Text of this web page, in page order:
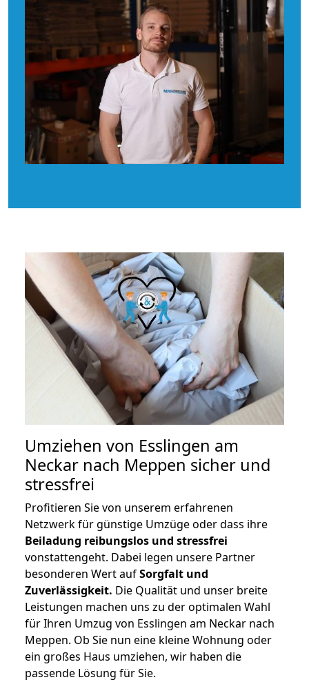
Umziehen von Esslingen am
Neckar nach Meppen sicher und
stressfrei
Profitieren Sie von unserem erfahrenen
Netzwerk für günstige Umzüge oder dass ihre
Beiladung reibungslos und stressfrei
vonstattengeht. Dabei legen unsere Partner
besonderen Wert aufSorgfalt und
Zuverlässigkeit. Die Qualität und unser breite
Leistungen machen uns zu der optimalen Wahl
für Ihren Umzug von Esslingen am Neckar nach
Meppen. Ob Sie nun eine kleine Wohnung oder
ein großes Haus umziehen, wir haben die
passende Lösung für Sie.